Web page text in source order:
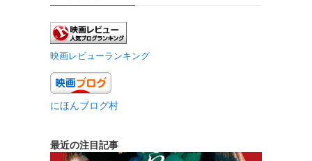
映画レビューランキング
にほんブログ村
最近の注目記事